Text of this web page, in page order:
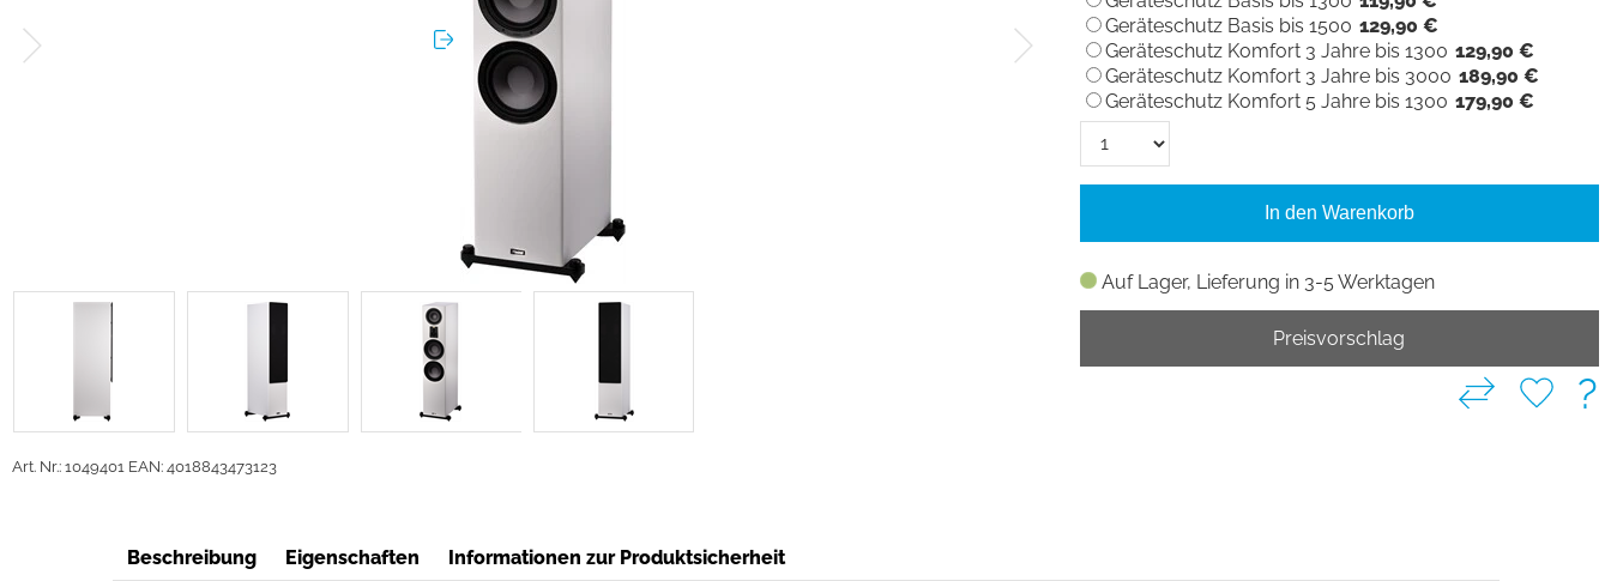
Art. Nr.: 1049401 EAN: 4018843473123
Auf Lager, Lieferung in 3-5 Werktagen
Geräteschutz Basis bis 1500 129,90 €
Geräteschutz Komfort 3 Jahre bis 1300 129,90 €
Geräteschutz Komfort 3 Jahre bis 3000 189,90 €
Geräteschutz Komfort 5 Jahre bis 1300 179,90 €
In den Warenkorb
Preisvorschlag
?
Beschreibung Eigenschaften
Informationen zur Produktsicherheit